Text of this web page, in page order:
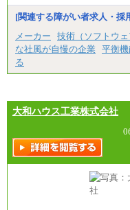
【エアサー
月給223,000
・試用期間
[関連する障がい者求人・採
メーカー
技術（ソフトウ
な社風が自慢の企業
平衡
る
大和ハウス工業株式会社